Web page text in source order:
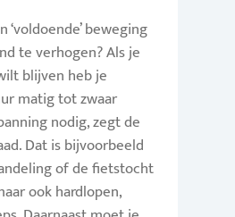
‘voldoende’ beweging
te verhogen? Als je
blijven heb je
matig tot zwaar
nodig, zegt de
Dat is bijvoorbeeld
of de fietstocht
ook hardlopen,